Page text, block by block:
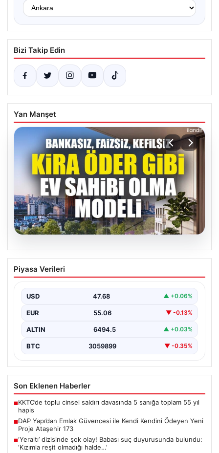
Bizi Takip Edin
Yan Manşet
DAP Yapı’dan Emlak Güvencesi ile Kendi
Kendini Ödeyen Yeni Proje Ataşehir 173
çeken DAP Gayrimenkul Geliştirme, müşterilerine
sunduğu yeni yaşam modeliyle…
Piyasa Verileri
USD 47.68 ▲ +0.06%
EUR 55.06 ▼ -0.13%
ALTIN 6494.5 ▲ +0.03%
BTC 3059899 ▼ -0.35%
Son Eklenen Haberler
■KKTC’de toplu cinsel saldırı davasında 5 sanığa toplam 55 yıl
hapis
■DAP Yapı’dan Emlak Güvencesi ile Kendi Kendini Ödeyen Yeni
Proje Ataşehir 173
■‘Yeraltı’ dizisinde şok olay! Babası suç duyurusunda bulundu:
‘Kızımla reşit olmadığı halde…’